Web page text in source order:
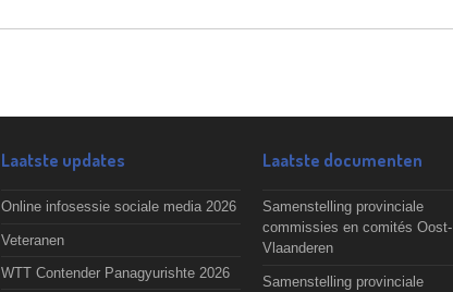
Laatste updates
Online infosessie sociale media 2026
Veteranen
WTT Contender Panagyurishte 2026
Laatste documenten
Samenstelling provinciale
commissies en comités Oost-
Vlaanderen
Samenstelling provinciale